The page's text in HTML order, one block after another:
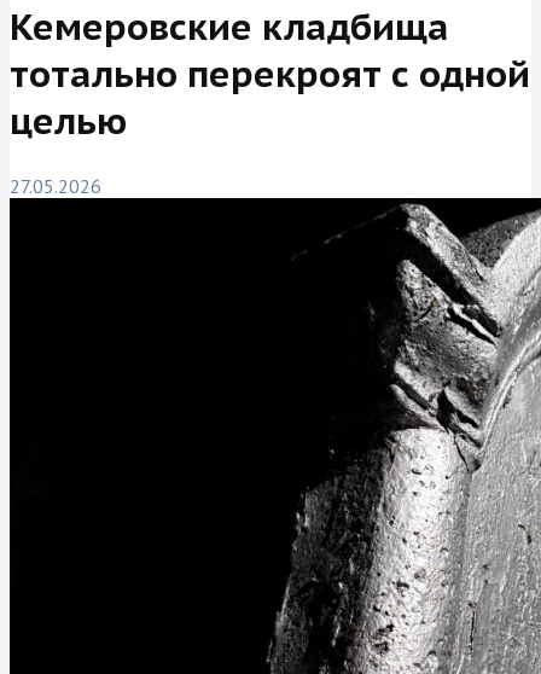
Кемеровские кладбища
тотально перекроят с одной
целью
27.05.2026